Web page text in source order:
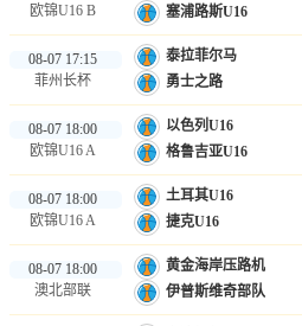
欧锦U16 B
塞浦路斯U16
08-07 17:15
菲州长杯
泰拉菲尔马
勇士之路
08-07 18:00
欧锦U16 A
以色列U16
格鲁吉亚U16
08-07 18:00
欧锦U16 A
土耳其U16
捷克U16
08-07 18:00
澳北部联
黄金海岸压路机
伊普斯维奇部队